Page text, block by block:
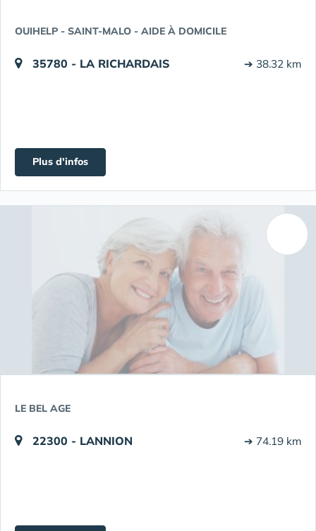
OUIHELP - SAINT-MALO - AIDE À DOMICILE
35780 - LA RICHARDAIS ➔ 38.32 km
Plus d'infos
LE BEL AGE
22300 - LANNION ➔ 74.19 km